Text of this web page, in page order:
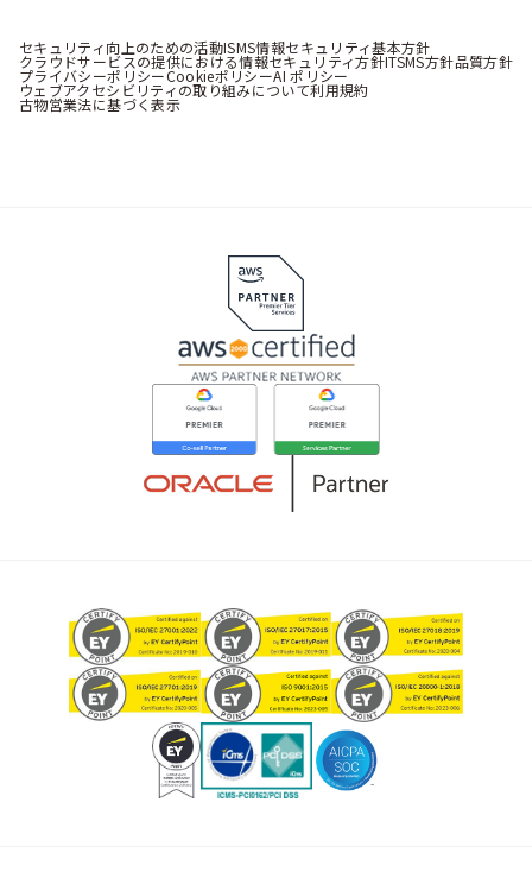
セキュリティ向上のための活動ISMS情報セキュリティ基本方針
クラウドサービスの提供における情報セキュリティ方針ITSMS方針品質方針
プライバシーポリシーCookieポリシーAI ポリシー
ウェブアクセシビリティの取り組みについて利用規約
古物営業法に基づく表示